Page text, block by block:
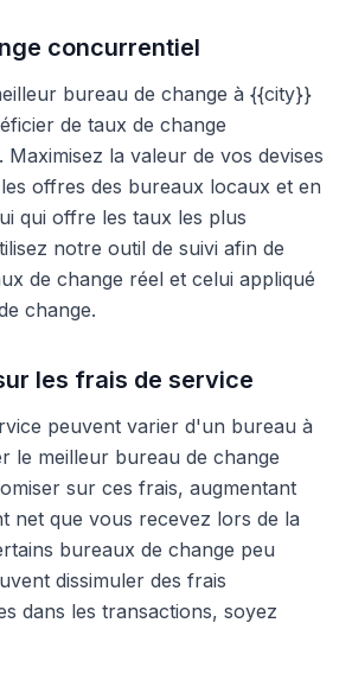
concurrentiel
bureau de change à {{city}}
de taux de change
la valeur de vos devises
offres des bureaux locaux et en
qui offre les taux les plus
notre outil de suivi afin de
de change réel et celui appliqué
change.
les frais de service
peuvent varier d'un bureau à
le meilleur bureau de change
sur ces frais, augmentant
net que vous recevez lors de la
bureaux de change peu
dissimuler des frais
dans les transactions, soyez